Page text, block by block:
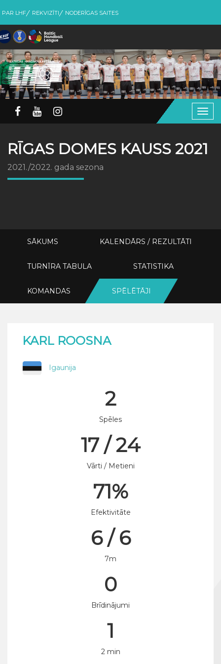
PAR LHF REKVIZĪTI NODERĪGAS SAITES
RĪGAS DOMES KAUSS 2021
2021./2022. gada sezona
SĀKUMS KALENDĀRS / REZULTĀTI
TURNĪRA TABULA STATISTIKA
KOMANDAS SPĒLĒTĀJI
KARL ROOSNA
Igaunija
2
Spēles
17 / 24
Vārti / Metieni
71%
Efektivitāte
6 / 6
7m
0
Brīdinājumi
1
2 min